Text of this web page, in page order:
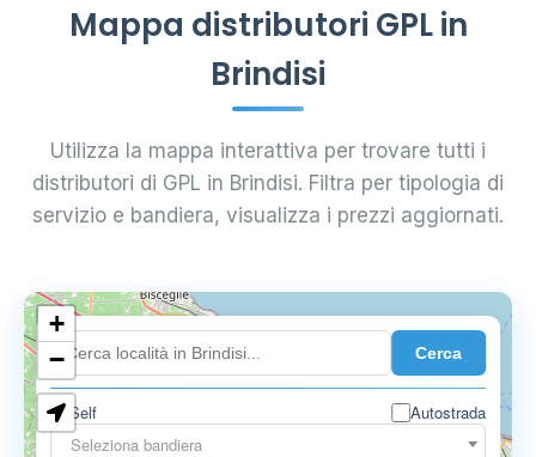
Mappa distributori GPL in
Brindisi
Utilizza la mappa interattiva per trovare tutti i
distributori di GPL in Brindisi. Filtra per tipologia di
servizio e bandiera, visualizza i prezzi aggiornati.
Cerca
Self
Autostrada
Seleziona bandiera
4
+
−